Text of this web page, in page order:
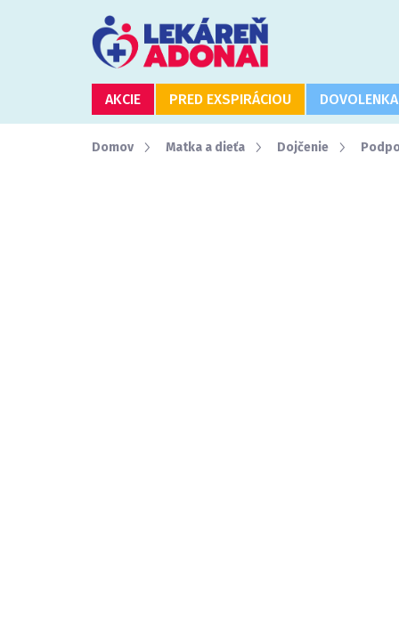
AKCIE PRED EXSPIRÁCIOU DOVOLENKA
Domov Matka a dieťa Dojčenie